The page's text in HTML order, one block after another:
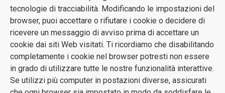
tecnologie di tracciabilità. Modificando le impostazioni del
browser, puoi accettare o rifiutare i cookie o decidere di
ricevere un messaggio di avviso prima di accettare un
cookie dai siti Web visitati. Ti ricordiamo che disabilitando
completamente i cookie nel browser potresti non essere
in grado di utilizzare tutte le nostre funzionalità interattive.
Se utilizzi più computer in postazioni diverse, assicurati